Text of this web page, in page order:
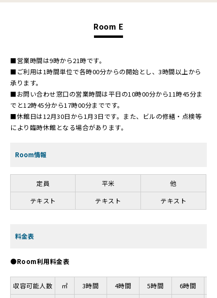
Room E
■営業時間は9時から21時です。
■ご利用は1時間単位で各時00分からの開始とし、3時間以上から
承ります。
■お問い合わせ窓口の営業時間は平日の10時00分から11時45分ま
でと12時45分から17時00分までです。
■休館日は12月30日から1月3日です。また、ビルの修繕・点検等
により臨時休館となる場合があります。
Room情報
定員 平米
他
テキスト
テキスト テキスト
料金表
●Room利用料金表
収容可能人数 ㎡ 3時間 4時間 5時間 6時間